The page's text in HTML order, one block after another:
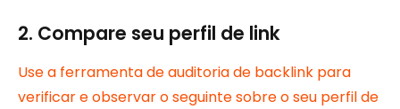
2. Compare seu perfil de link
Use a ferramenta de auditoria de backlink para
verificar e observar o seguinte sobre o seu perfil de